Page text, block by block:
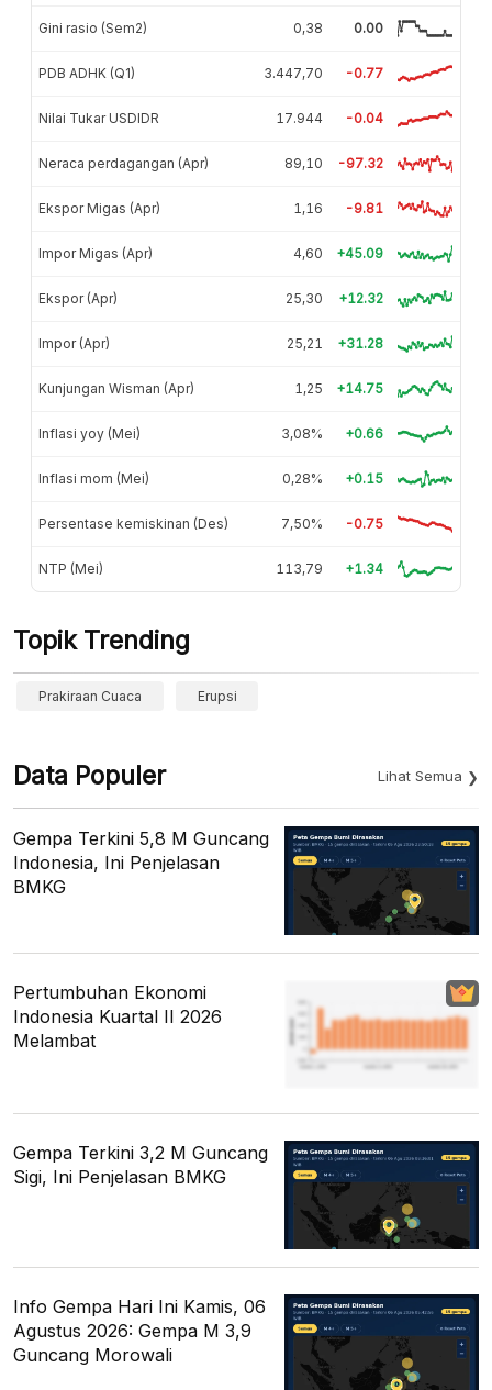
Gini rasio (Sem2) 0,38 0.00
PDB ADHK (Q1) 3.447,70 -0.77
Nilai Tukar USDIDR 17.944 -0.04
Neraca perdagangan (Apr) 89,10 -97.32
Ekspor Migas (Apr) 1,16 -9.81
Impor Migas (Apr) 4,60 +45.09
Ekspor (Apr) 25,30 +12.32
Impor (Apr) 25,21 +31.28
Kunjungan Wisman (Apr) 1,25 +14.75
Inflasi yoy (Mei) 3,08% +0.66
Inflasi mom (Mei) 0,28% +0.15
Persentase kemiskinan (Des) 7,50% -0.75
NTP (Mei) 113,79 +1.34
Topik Trending
Prakiraan Cuaca Erupsi
Data Populer Lihat Semua
Gempa Terkini 5,8 M Guncang
Indonesia, Ini Penjelasan
BMKG
Pertumbuhan Ekonomi
Indonesia Kuartal II 2026
Melambat
Gempa Terkini 3,2 M Guncang
Sigi, Ini Penjelasan BMKG
Info Gempa Hari Ini Kamis, 06
Agustus 2026: Gempa M 3,9
Guncang Morowali